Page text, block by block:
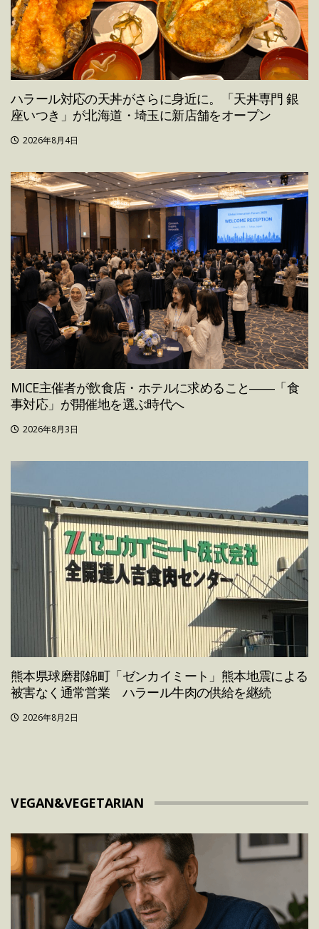
ハラール対応の天丼がさらに身近に。「天丼専門 銀
座いつき」が北海道・埼玉に新店舗をオープン
2026年8月4日
MICE主催者が飲食店・ホテルに求めること――「食
事対応」が開催地を選ぶ時代へ
2026年8月3日
熊本県球磨郡錦町「ゼンカイミート」熊本地震による
被害なく通常営業 ハラール牛肉の供給を継続
2026年8月2日
VEGAN&VEGETARIAN